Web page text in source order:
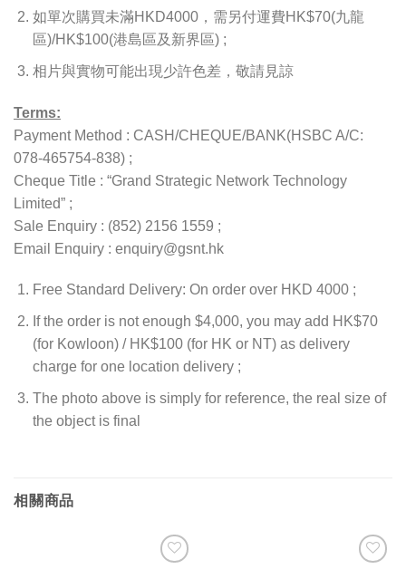
如單次購買未滿HKD4000，需另付運費HK$70(九龍
區)/HK$100(港島區及新界區) ;
相片與實物可能出現少許色差，敬請見諒
Terms:
Payment Method : CASH/CHEQUE/BANK(HSBC A/C:
078-465754-838) ;
Cheque Title : “Grand Strategic Network Technology
Limited” ;
Sale Enquiry : (852) 2156 1559 ;
Email Enquiry : enquiry@gsnt.hk
Free Standard Delivery: On order over HKD 4000 ;
If the order is not enough $4,000, you may add HK$70
(for Kowloon) / HK$100 (for HK or NT) as delivery
charge for one location delivery ;
The photo above is simply for reference, the real size of
the object is final
相關商品